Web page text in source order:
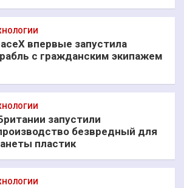
впервые запустила
с гражданским экипажем
запустили
безвредный для
пластик